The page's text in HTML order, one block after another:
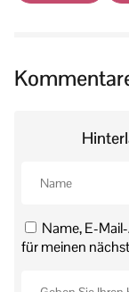
Name, E-
für meinen